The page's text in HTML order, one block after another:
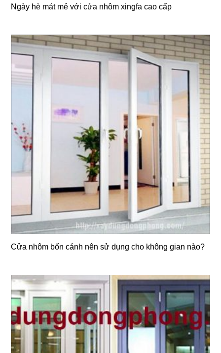
Ngày hè mát mẻ với cửa nhôm xingfa cao cấp
Cửa nhôm bốn cánh nên sử dụng cho không gian nào?